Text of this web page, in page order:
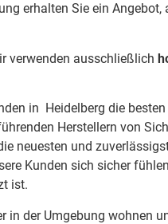
erhalten Sie ein
verwenden ausschließlich
in Heidelberg die
Herstellern von
neuesten und
Kunden sich sicher
ist.
in der Umgebung wohnen